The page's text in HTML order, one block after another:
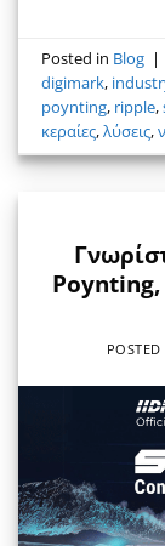
Posted in Blog |
digimark,
poynting, ripple,
κεραίες,λύσεις,
Poynting,